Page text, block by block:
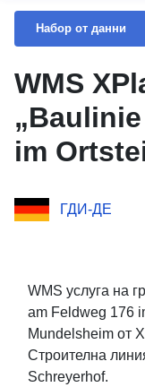
Набор от данни
WMS
im
ГДИ-ДЕ
WMS услуга на
am Feldweg 176
Mundelsheim от
Строителна
Schreyerhof.